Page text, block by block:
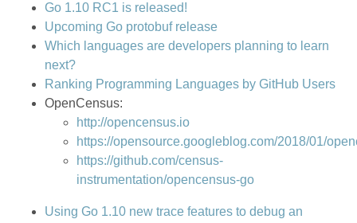
Go 1.10 RC1 is released!
Upcoming Go protobuf release
Which languages are developers planning to learn
next?
Ranking Programming Languages by GitHub Users
OpenCensus:
http://opencensus.io
https://opensource.googleblog.com/2018/01/
https://github.com/census-
instrumentation/opencensus-go
Using Go 1.10 new trace features to debug an